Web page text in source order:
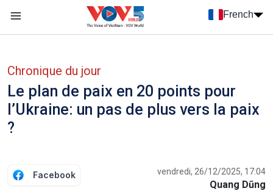
French
Chronique du jour
Le plan de paix en 20 points pour
l’Ukraine: un pas de plus vers la paix
?
Facebook vendredi, 26/12/2025, 17:04
Quang Dũng